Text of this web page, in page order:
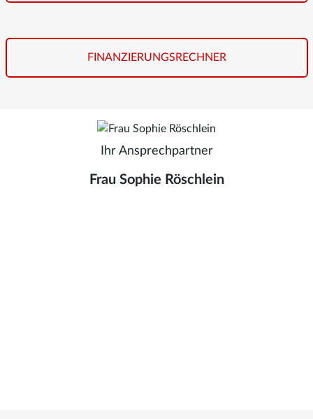
FINANZIERUNGSRECHNER
Ihr Ansprechpartner
Frau Sophie Röschlein